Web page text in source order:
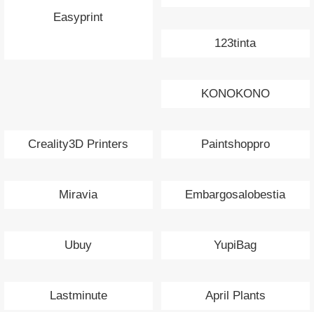
Easyprint
123tinta
KONOKONO
Creality3D Printers Paintshoppro
Miravia Embargosalobestia
Ubuy YupiBag
Lastminute April Plants